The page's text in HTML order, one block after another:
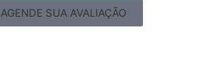
AGENDE SUA AVALIAÇÃO